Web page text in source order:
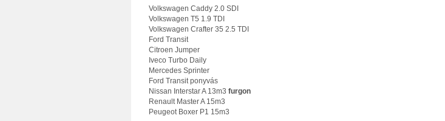
Volkswagen Caddy 2.0 SDI
Volkswagen T5 1.9 TDI
Volkswagen Crafter 35 2.5 TDI
Ford Transit
Citroen Jumper
Iveco Turbo Daily
Mercedes Sprinter
Ford Transit ponyvás
Nissan Interstar A 13m3 furgon
Renault Master A 15m3
Peugeot Boxer P1 15m3